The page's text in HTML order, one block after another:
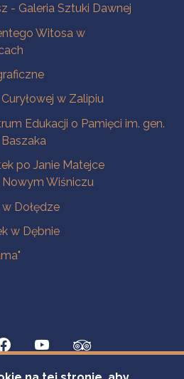
- Galeria Sztuki Dawnej
Witosa w
w Zalipiu
Edukacji o Pamięci im. gen.
po Janie Matejce
Wiśniczu
Dołędze
w Dębnie